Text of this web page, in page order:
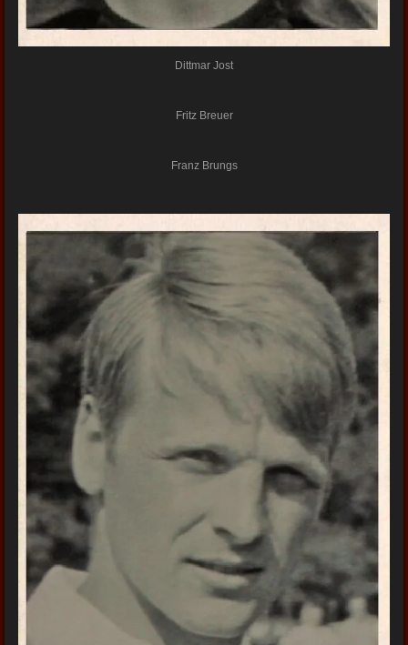
Dittmar Jost
Fritz Breuer
Franz Brungs